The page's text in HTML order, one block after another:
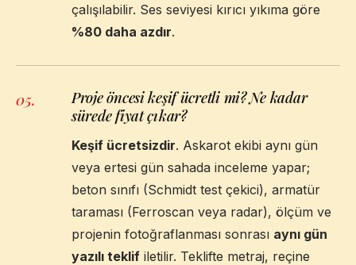
çalışılabilir. Ses seviyesi kırıcı yıkıma göre
%80 daha azdır.
05.
Proje öncesi keşif ücretli mi? Ne kadar
sürede fiyat çıkar?
Keşif ücretsizdir. Askarot ekibi aynı gün
veya ertesi gün sahada inceleme yapar;
beton sınıfı (Schmidt test çekici), armatür
taraması (Ferroscan veya radar), ölçüm ve
projenin fotoğraflanması sonrası aynı gün
yazılı teklif iletilir. Teklifte metraj, reçine